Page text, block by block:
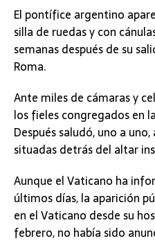
El pontífice argentino
silla de ruedas y con
semanas después de su
Roma.
Ante miles de cámaras y
los fieles congregados en
Después saludó, uno a
situadas detrás del altar
Aunque el Vaticano ha
últimos días, la aparición
en el Vaticano desde su
febrero, no había sido